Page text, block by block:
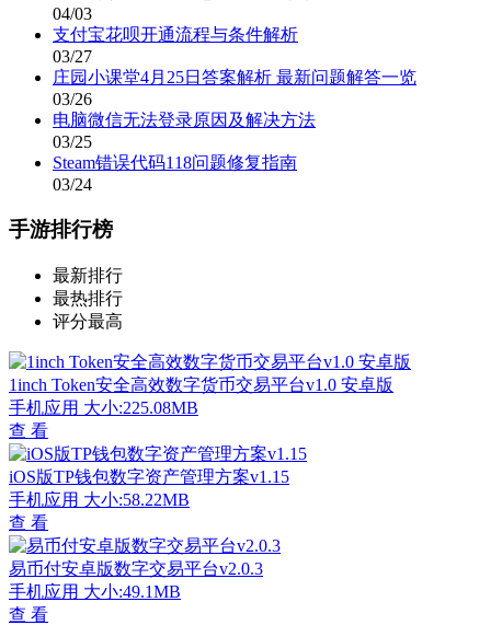
04/03
支付宝花呗开通流程与条件解析
03/27
庄园小课堂4月25日答案解析 最新问题解答一览
03/26
电脑微信无法登录原因及解决方法
03/25
Steam错误代码118问题修复指南
03/24
手游排行榜
最新排行
最热排行
评分最高
1inch Token安全高效数字货币交易平台v1.0 安卓版
手机应用 大小:225.08MB
查 看
iOS版TP钱包数字资产管理方案v1.15
手机应用 大小:58.22MB
查 看
易币付安卓版数字交易平台v2.0.3
手机应用 大小:49.1MB
查 看